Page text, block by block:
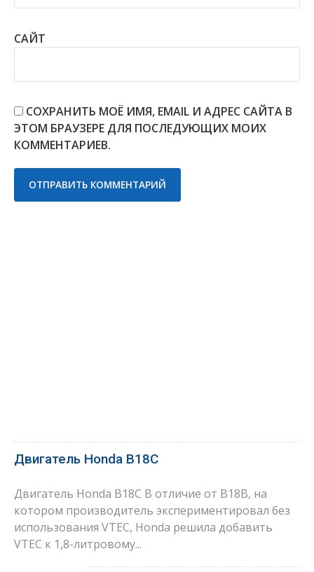
САЙТ
СОХРАНИТЬ МОЁ ИМЯ, EMAIL И АДРЕС САЙТА В
ЭТОМ БРАУЗЕРЕ ДЛЯ ПОСЛЕДУЮЩИХ МОИХ
КОММЕНТАРИЕВ.
Двигатель Honda B18C
Двигатель Honda B18C В отличие от B18B, на
котором производитель экспериментировал без
использования VTEC, Honda решила добавить
VTEC к 1,8-литровому...